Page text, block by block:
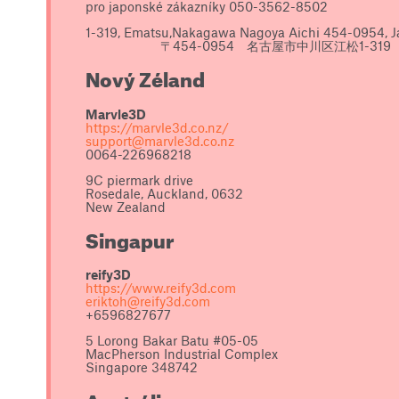
pro japonské zákazníky 050-3562-8502
1-319, Ematsu,Nakagawa Nagoya Aichi 454-0954,
〒454-0954 名古屋市中川区江松1-319
Nový Zéland
Marvle3D
https://marvle3d.co.nz/
support@marvle3d.co.nz
0064-226968218
9C piermark drive
Rosedale, Auckland, 0632
New Zealand
Singapur
reify3D
https://www.reify3d.com
eriktoh@reify3d.com
+6596827677
5 Lorong Bakar Batu #05-05
MacPherson Industrial Complex
Singapore 348742